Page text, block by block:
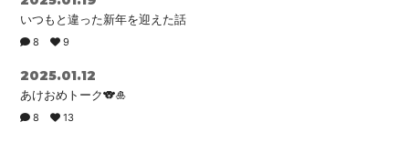
いつもと違った新年を迎えた話
8 9
2025.01.12
あけおめトーク🐨🎍
8 13